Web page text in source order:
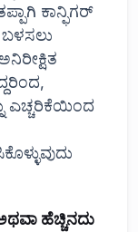
ಕಾನ್ಫಿಗರ್
ಬಳಸಲು
ಎಚ್ಚರಿಕೆಯಿಂದ
ಹೆಚ್ಚಿನದು